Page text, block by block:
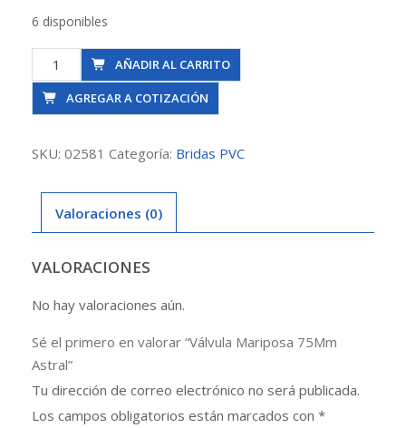
6 disponibles
Válvula
Mariposa
75Mm
cantidad
AÑADIR AL CARRITO
AGREGAR A COTIZACIÓN
SKU: 02581 Categoría: Bridas PVC
Valoraciones (0)
VALORACIONES
No hay valoraciones aún.
Sé el primero en valorar “Válvula Mariposa 75Mm
Astral”
Tu dirección de correo electrónico no será publicada.
Los campos obligatorios están marcados con *